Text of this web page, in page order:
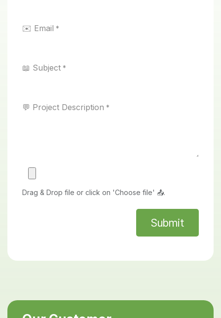
✉️ Email *
📖 Subject *
💬 Project Description *
Drag & Drop file or click on 'Choose file' 📤.
Submit